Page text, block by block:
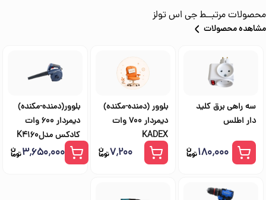
محصولات مرتبــطجی اس تولز
مشاهده محصولات
سه راهی برق کلید
دار اطلس
۱۸۰٬۰۰۰
بلوور (دمنده-مکنده)
دیمردار 700 وات
KADEX
۷٬۲۰۰
بلوور(دمنده-مکنده)
دیمردار 600 وات
کادکس مدلK4160
۳٬۶۵۰٬۰۰۰